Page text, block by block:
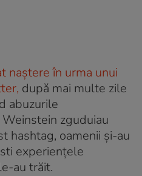
naștere în urma unui
după mai multe zile
abuzurile
zguduiau
hashtag, oamenii și-au
experiențele
au trăit.